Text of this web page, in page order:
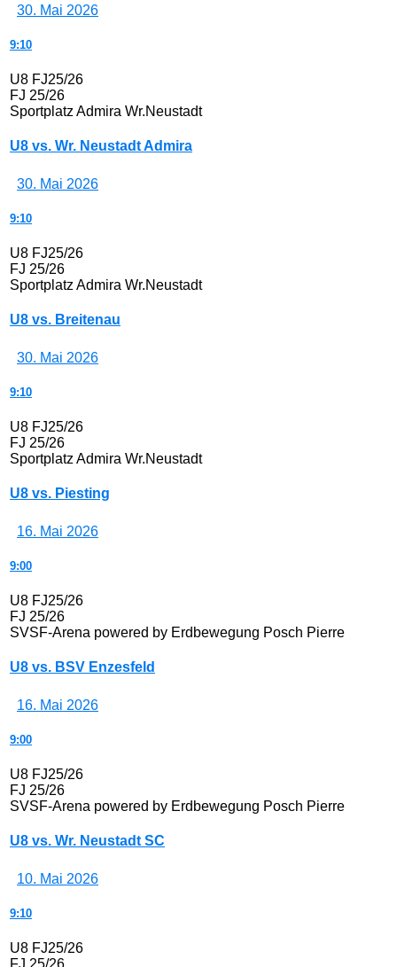
30. Mai 2026
9:10
U8 FJ25/26
FJ 25/26
Sportplatz Admira Wr.Neustadt
U8 vs. Wr. Neustadt Admira
30. Mai 2026
9:10
U8 FJ25/26
FJ 25/26
Sportplatz Admira Wr.Neustadt
U8 vs. Breitenau
30. Mai 2026
9:10
U8 FJ25/26
FJ 25/26
Sportplatz Admira Wr.Neustadt
U8 vs. Piesting
16. Mai 2026
9:00
U8 FJ25/26
FJ 25/26
SVSF-Arena powered by Erdbewegung Posch Pierre
U8 vs. BSV Enzesfeld
16. Mai 2026
9:00
U8 FJ25/26
FJ 25/26
SVSF-Arena powered by Erdbewegung Posch Pierre
U8 vs. Wr. Neustadt SC
10. Mai 2026
9:10
U8 FJ25/26
FJ 25/26